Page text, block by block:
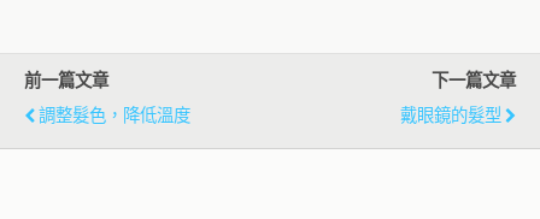
前一篇文章
調整髮色，降低溫度
下一篇文章
戴眼鏡的髮型